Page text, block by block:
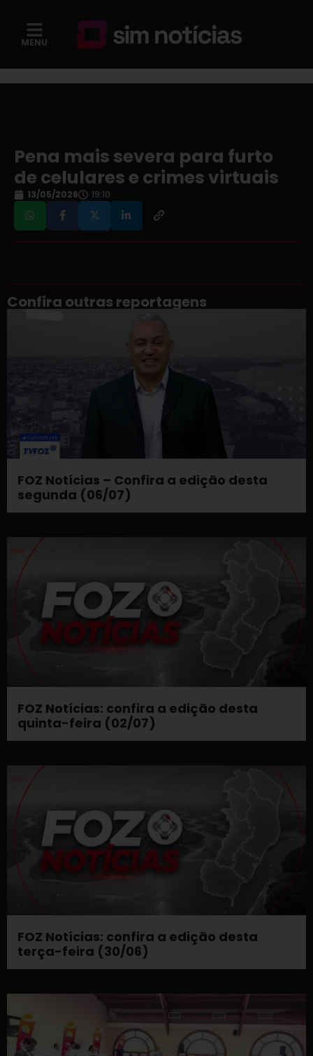
MENU
Pena mais severa para furto
de celulares e crimes virtuais
13/05/2026 19:10
Confira outras reportagens
FOZ Notícias – Confira a edição desta
segunda (06/07)
FOZ Notícias: confira a edição desta
quinta-feira (02/07)
FOZ Notícias: confira a edição desta
terça-feira (30/06)